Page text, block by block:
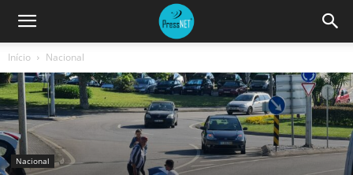
Início Nacional
Nacional